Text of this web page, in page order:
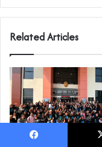
Related Articles